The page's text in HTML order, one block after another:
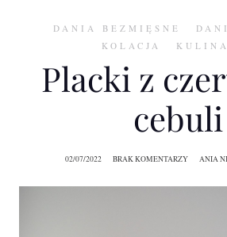
DANIA BEZMIĘSNE
KOLACJA
Placki z
cebuli
02/07/2022 BRAK KOMENTARZY ANIA